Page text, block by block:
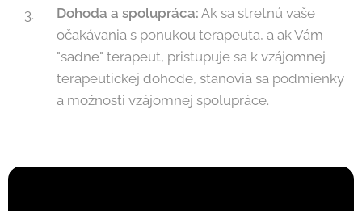
Dohoda a spolupráca: Ak sa stretnú vaše
očakávania s ponukou terapeuta, a ak Vám
"sadne" terapeut, pristupuje sa k vzájomnej
terapeutickej dohode, stanovia sa podmienky
a možnosti vzájomnej spolupráce.